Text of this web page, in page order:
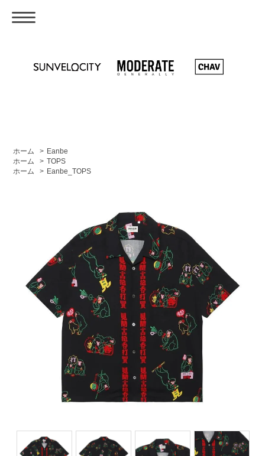
ホーム > Eanbe
ホーム
> TOPS
ホーム
> Eanbe_TOPS